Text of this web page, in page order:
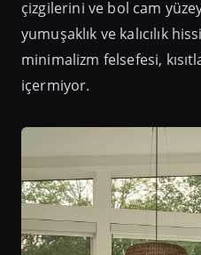
çizgilerini ve bol cam
yumuşaklık ve kalıcılık
minimalizm felsefesi,
içermiyor.